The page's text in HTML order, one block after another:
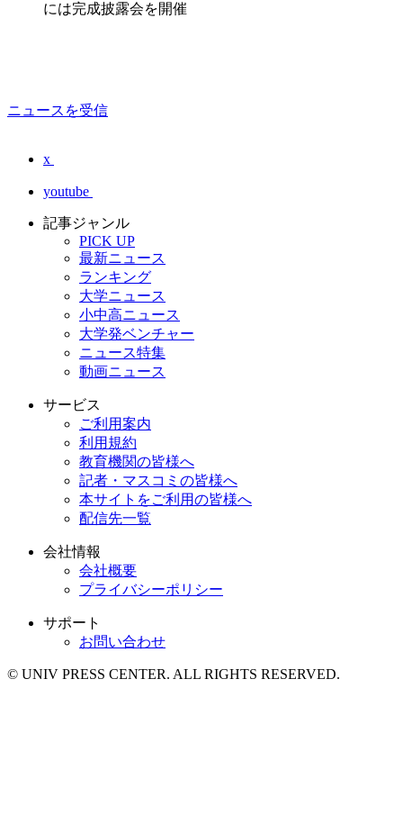
には完成披露会を開催
ニュースを受信
x
youtube
記事ジャンル
PICK UP
最新ニュース
ランキング
大学ニュース
小中高ニュース
大学発ベンチャー
ニュース特集
動画ニュース
サービス
ご利用案内
利用規約
教育機関の皆様へ
記者・マスコミの皆様へ
本サイトをご利用の皆様へ
配信先一覧
会社情報
会社概要
プライバシーポリシー
サポート
お問い合わせ
© UNIV PRESS CENTER. ALL RIGHTS RESERVED.